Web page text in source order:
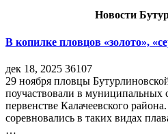
Новости
В копилке пловцов «золото»,
дек 18, 2025 36107
29 ноября пловцы
поучаствовали в
первенстве Калачеевского
соревновались в таких видах
…